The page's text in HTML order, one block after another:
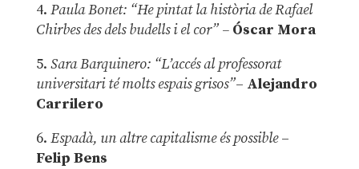
4. Paula Bonet: “He pintat la història de Rafael
Chirbes des dels budells i el cor” –Óscar Mora
5. Sara Barquinero: “L’accés al professorat
universitari té molts espais grisos”– Alejandro
Carrilero
6. Espadà, un altre capitalisme és possible –
Felip Bens